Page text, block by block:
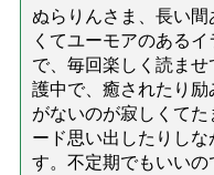
ぬらりんさま、長い
くてユーモアのある
で、毎回楽しく読ま
護中で、癒されたり
がないのが寂しくて
ード思い出したりし
す。不定期でもいい